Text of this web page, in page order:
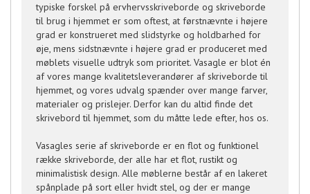
typiske forskel på ervhervsskriveborde og skriveborde
til brug i hjemmet er som oftest, at førstnævnte i højere
grad er konstrueret med slidstyrke og holdbarhed for
øje, mens sidstnævnte i højere grad er produceret med
møblets visuelle udtryk som prioritet. Vasagle er blot én
af vores mange kvalitetsleverandører af skriveborde til
hjemmet, og vores udvalg spænder over mange farver,
materialer og prislejer. Derfor kan du altid finde det
skrivebord til hjemmet, som du måtte lede efter, hos os.
Vasagles serie af skriveborde er en flot og funktionel
række skriveborde, der alle har et flot, rustikt og
minimalistisk design. Alle møblerne består af en lakeret
spånplade på sort eller hvidt stel, og der er mange